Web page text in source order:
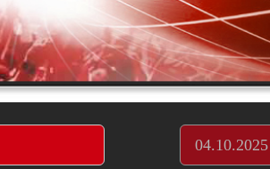
04.10.2025